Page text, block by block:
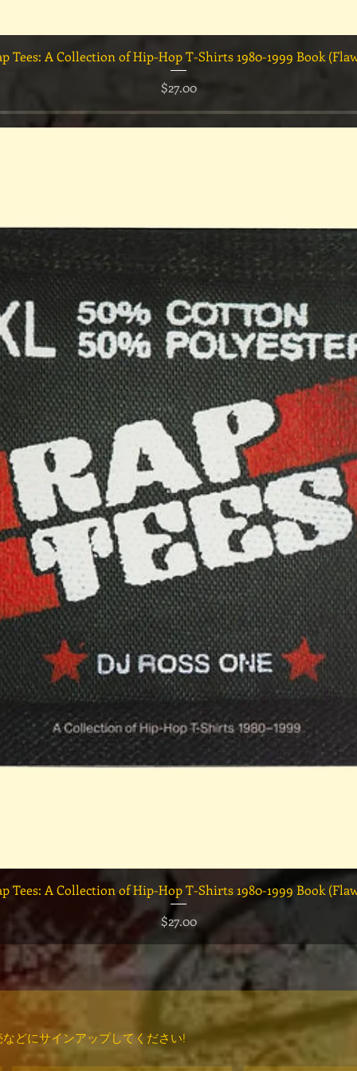
クイックビュー
Tees: A Collection of Hip-Hop T-Shirts 1980-1999 Book
価格
$27.00
クイックビュー
Tees: A Collection of Hip-Hop T-Shirts 1980-1999 Book
価格
$27.00
どにサインアップしてください!